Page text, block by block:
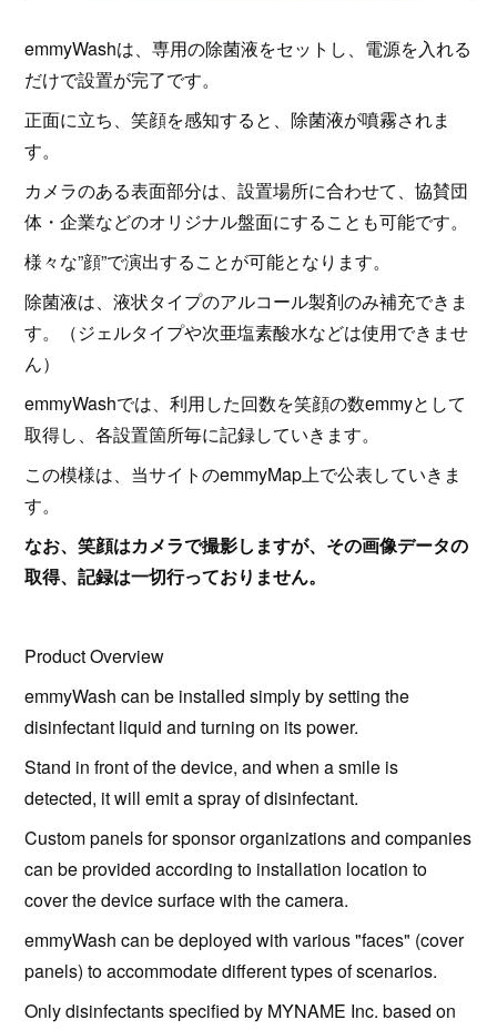
emmyWashは、専用の除菌液をセットし、電源を入れる
だけで設置が完了です。
正面に立ち、笑顔を感知すると、除菌液が噴霧されま
す。
カメラのある表面部分は、設置場所に合わせて、協賛団
体・企業などのオリジナル盤面にすることも可能です。
様々な”顔”で演出することが可能となります。
除菌液は、液状タイプのアルコール製剤のみ補充できま
す。（ジェルタイプや次亜塩素酸水などは使用できませ
ん）
emmyWashでは、利用した回数を笑顔の数emmyとして
取得し、各設置箇所毎に記録していきます。
この模様は、当サイトのemmyMap上で公表していきま
す。
なお、笑顔はカメラで撮影しますが、その画像データの
取得、記録は一切行っておりません。
Product Overview
emmyWash can be installed simply by setting the
disinfectant liquid and turning on its power.
Stand in front of the device, and when a smile is
detected, it will emit a spray of disinfectant.
Custom panels for sponsor organizations and companies
can be provided according to installation location to
cover the device surface with the camera.
emmyWash can be deployed with various "faces" (cover
panels) to accommodate different types of scenarios.
Only disinfectants specified by MYNAME Inc. based on